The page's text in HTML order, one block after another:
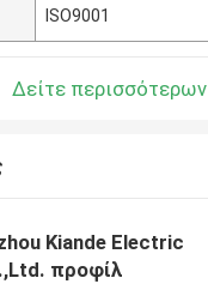
ISO9001
Δείτε περισσότερων
Kiande Electric
προφίλ